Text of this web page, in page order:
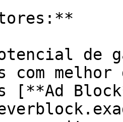
de
com melhor
[**Ad